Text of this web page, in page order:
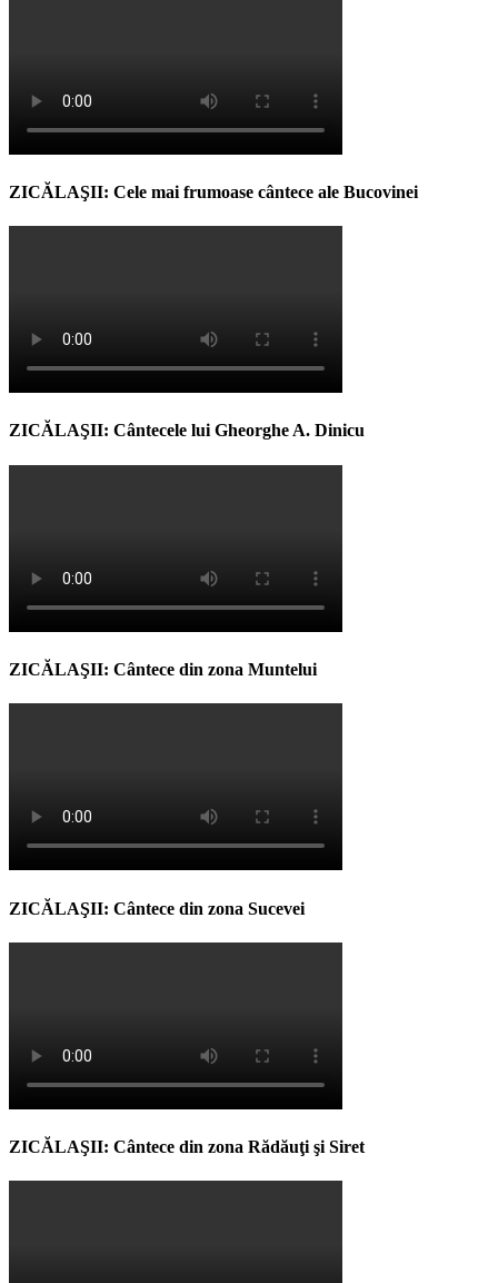
ZICĂLAŞII: Cele mai frumoase cântece ale Bucovinei
ZICĂLAŞII: Cântecele lui Gheorghe A. Dinicu
ZICĂLAŞII: Cântece din zona Muntelui
ZICĂLAŞII: Cântece din zona Sucevei
ZICĂLAŞII: Cântece din zona Rădăuţi şi Siret